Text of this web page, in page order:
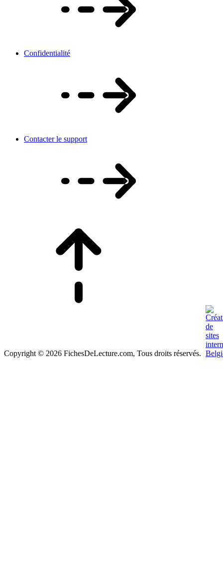
Confidentialité
Contacter le support
Copyright © 2026 FichesDeLecture.com, Tous droits réservés.